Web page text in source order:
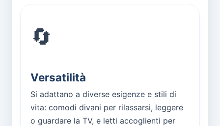
🔄
Versatilità
Si adattano a diverse esigenze e stili di
vita: comodi divani per rilassarsi, leggere
o guardare la TV, e letti accoglienti per